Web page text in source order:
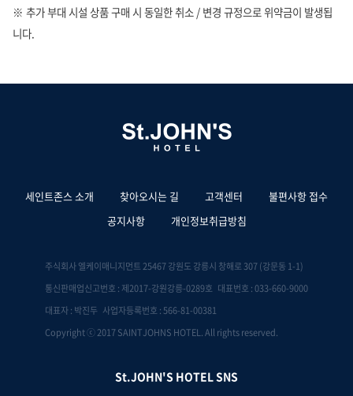
※ 추가 부대 시설 상품 구매 시 동일한 취소 / 변경 규정으로 위약금이 발생됩
니다.
세인트존스 소개 찾아오시는 길 고객센터
불편사항 접수
공지사항
개인정보취급방침
주식회사 엘케이매니지먼트 25467 강원도 강릉시 창해로 307 (강문동 1-1)
통신판매업신고번호 : 제2017-강원강릉-0289호 대표번호 : 033-660-9000
대표자 : 박진두 사업자등록번호 : 566-81-00381
Copyright ⓒ 2017 SAINTJOHNS HOTEL. All rights reserved.
St.JOHN'S HOTEL SNS